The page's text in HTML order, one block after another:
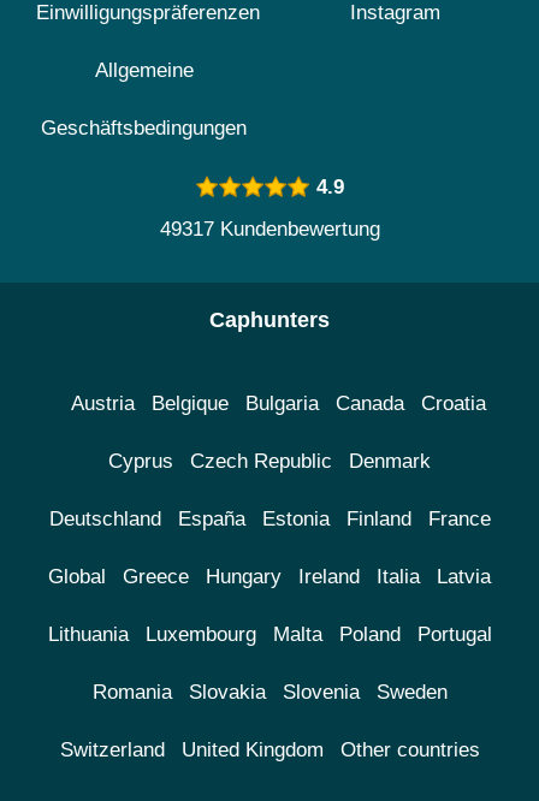
Einwilligungspräferenzen
Allgemeine
Geschäftsbedingungen
Instagram
4.9
49317 Kundenbewertung
Caphunters
Austria Belgique Bulgaria Canada Croatia
Cyprus Czech Republic Denmark
Deutschland España Estonia Finland France
Global Greece Hungary Ireland Italia Latvia
Lithuania Luxembourg Malta Poland Portugal
Romania Slovakia Slovenia Sweden
Switzerland United Kingdom Other countries